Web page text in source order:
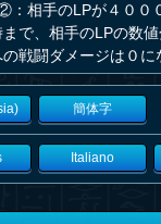
相手のLPが４００
で、相手のLPの数
戦闘ダメージは０に
簡体字
Italiano